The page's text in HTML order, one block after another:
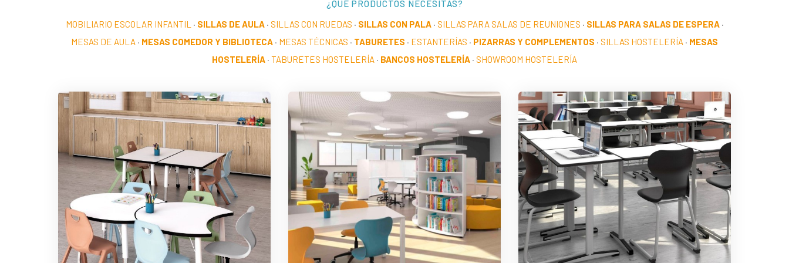
¿QUÉ PRODUCTOS NECESITAS?
MOBILIARIO ESCOLAR INFANTIL · SILLAS DE AULA· SILLAS CON RUEDAS · SILLAS CON PALA· SILLAS PARA SALAS DE REUNIONES · SILLAS PARA SALAS DE ESPERA·
MESAS DE AULA · MESAS COMEDOR Y BIBLIOTECA · MESAS TÉCNICAS · TABURETES · ESTANTERÍAS · PIZARRAS Y COMPLEMENTOS · SILLAS HOSTELERÍA · MESAS
HOSTELERÍA · TABURETES HOSTELERÍA · BANCOS HOSTELERÍA · SHOWROOM HOSTELERÍA